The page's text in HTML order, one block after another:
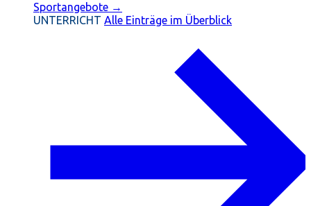
Sportangebote →
UNTERRICHT Alle Einträge im Überblick